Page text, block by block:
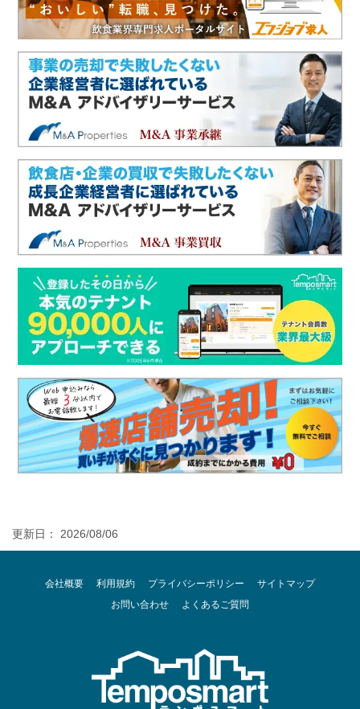
更新日： 2026/08/06
会社概要 利用規約 プライバシーポリシー
サイトマップ
お問い合わせ
よくあるご質問